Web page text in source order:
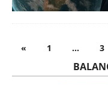
« 1 … 3